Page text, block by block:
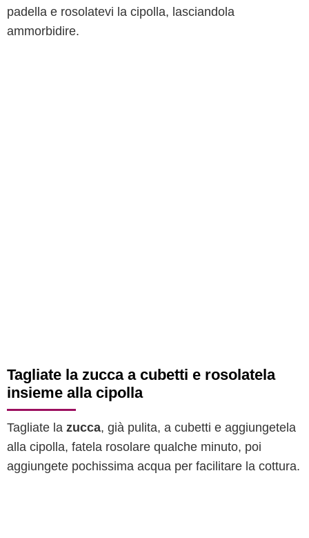
padella e rosolatevi la cipolla, lasciandola
ammorbidire.
Tagliate la zucca a cubetti e rosolatela
insieme alla cipolla
Tagliate la zucca, già pulita, a cubetti e aggiungetela
alla cipolla, fatela rosolare qualche minuto, poi
aggiungete pochissima acqua per facilitare la cottura.